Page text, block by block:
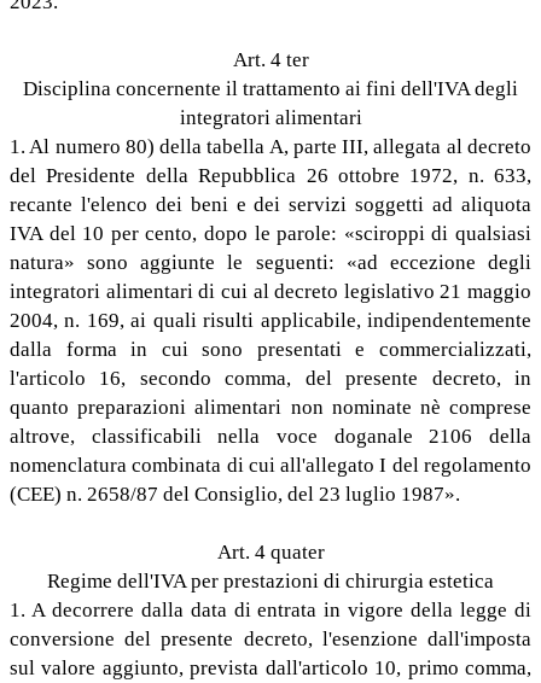
Art. 4 ter
Disciplina concernente il trattamento ai fini dell'IVA degli
integratori alimentari
1. Al numero 80) della tabella A, parte III, allegata al decreto
del Presidente della Repubblica 26 ottobre 1972, n. 633,
recante l'elenco dei beni e dei servizi soggetti ad aliquota
IVA del 10 per cento, dopo le parole: «sciroppi di qualsiasi
natura» sono aggiunte le seguenti: «ad eccezione degli
integratori alimentari di cui al decreto legislativo 21 maggio
2004, n. 169, ai quali risulti applicabile, indipendentemente
dalla forma in cui sono presentati e commercializzati,
l'articolo 16, secondo comma, del presente decreto, in
quanto preparazioni alimentari non nominate nè comprese
altrove, classificabili nella voce doganale 2106 della
nomenclatura combinata di cui all'allegato I del regolamento
(CEE) n. 2658/87 del Consiglio, del 23 luglio 1987».
Art. 4 quater
Regime dell'IVA per prestazioni di chirurgia estetica
1. A decorrere dalla data di entrata in vigore della legge di
conversione del presente decreto, l'esenzione dall'imposta
sul valore aggiunto, prevista dall'articolo 10, primo comma,